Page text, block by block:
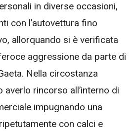
in diverse occasioni,
con l’autovettura fino
allorquando si è verificata
aggressione da parte di
Nella circostanza
averlo rincorso all’interno di
impugnando una
con calci e